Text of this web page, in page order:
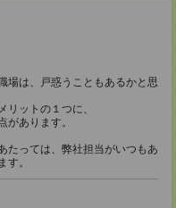
場は、戸惑うこともあるかと思
リットの１つに、
があります。
たっては、弊社担当がいつもあ
す。